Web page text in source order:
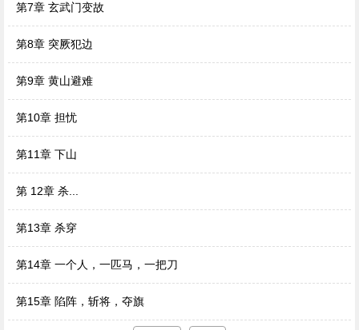
第7章 玄武门变故
第8章 突厥犯边
第9章 黄山避难
第10章 担忧
第11章 下山
第 12章 杀...
第13章 杀穿
第14章 一个人，一匹马，一把刀
第15章 陷阵，斩将，夺旗